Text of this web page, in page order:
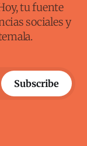
tu fuente
sociales y
Subscribe